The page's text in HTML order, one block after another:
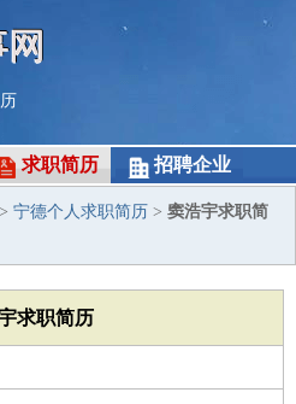
求职简历 招聘企业
> 宁德个人求职简历 > 窦浩宇求职简
求职简历